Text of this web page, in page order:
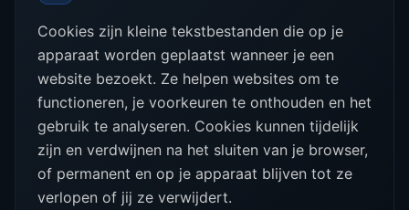
Cookies zijn kleine tekstbestanden die op je
apparaat worden geplaatst wanneer je een
website bezoekt. Ze helpen websites om te
functioneren, je voorkeuren te onthouden en het
gebruik te analyseren. Cookies kunnen tijdelijk
zijn en verdwijnen na het sluiten van je browser,
of permanent en op je apparaat blijven tot ze
verlopen of jij ze verwijdert.